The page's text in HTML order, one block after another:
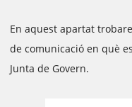
En aquest apartat
de comunicació en què
Junta de Govern.